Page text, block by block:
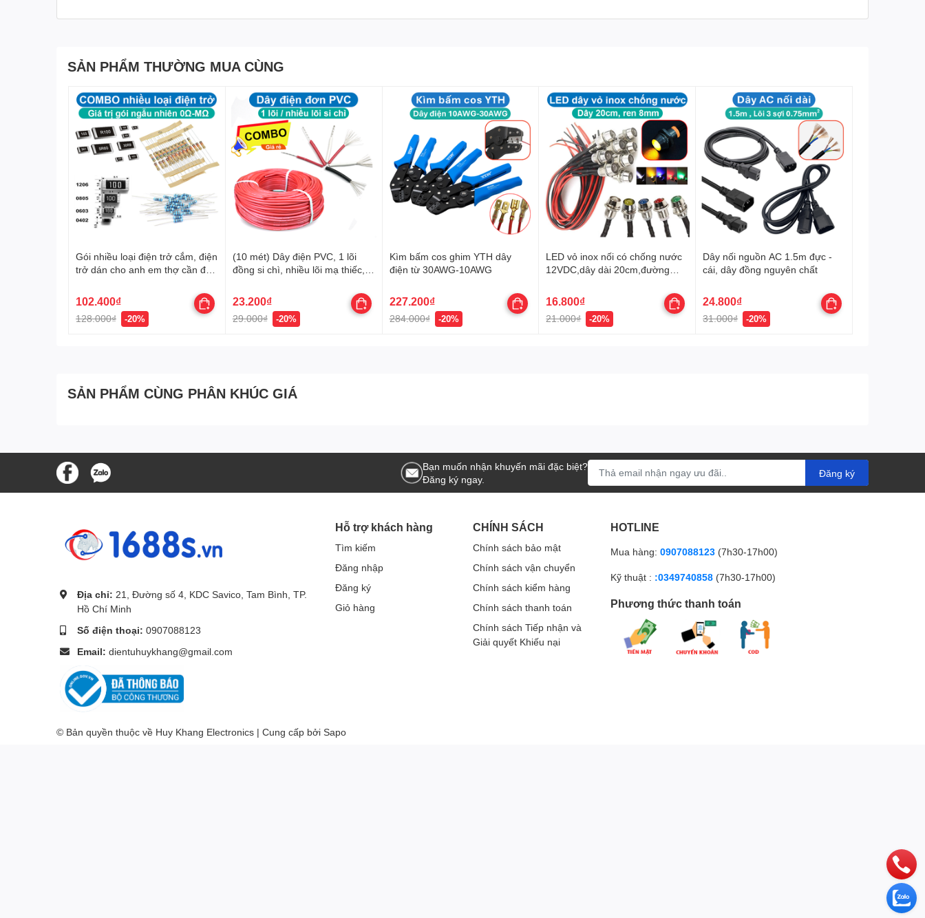
SẢN PHẨM THƯỜNG MUA CÙNG
Gói nhiều loại điện trở cắm, điện
trở dán cho anh em thợ cần đủ
102.400₫
128.000₫ -20%
(10 mét) Dây điện PVC, 1 lõi
đồng si chì, nhiều lõi mạ thiếc,
23.200₫
29.000₫ -20%
Kìm bấm cos ghim YTH dây
điện từ 30AWG-10AWG
227.200₫
284.000₫ -20%
LED vỏ inox nối có chống nước
12VDC,dây dài 20cm,đường
16.800₫
21.000₫ -20%
Dây nối nguồn AC 1.5m đực -
cái, dây đồng nguyên chất
24.800₫
31.000₫ -20%
SẢN PHẨM CÙNG PHÂN KHÚC GIÁ
Bạn muốn nhận khuyến mãi đặc biệt?
Đăng ký ngay.
Đăng ký
Địa chỉ: 21, Đường số 4, KDC Savico, Tam Bình, TP.
Hồ Chí Minh
Số điện thoại: 0907088123
Email: dientuhuykhang@gmail.com
Hỗ trợ khách hàng
Tìm kiếm
Đăng nhập
Đăng ký
Giỏ hàng
CHÍNH SÁCH
Chính sách bảo mật
Chính sách vận chuyển
Chính sách kiểm hàng
Chính sách thanh toán
Chính sách Tiếp nhận và
Giải quyết Khiếu nại
HOTLINE
Mua hàng: 0907088123 (7h30-17h00)
Kỹ thuật : :0349740858 (7h30-17h00)
Phương thức thanh toán
© Bản quyền thuộc về Huy Khang Electronics | Cung cấp bởi Sapo